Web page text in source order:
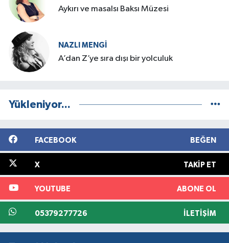
Aykırı ve masalsı Baksı Müzesi
NAZLI MENGI
A’dan Z’ye sıra dışı bir yolculuk
Yükleniyor...
FACEBOOK BEĞEN
X TAKIP ET
YOUTUBE ABONE OL
05379277726 İLETIŞIM